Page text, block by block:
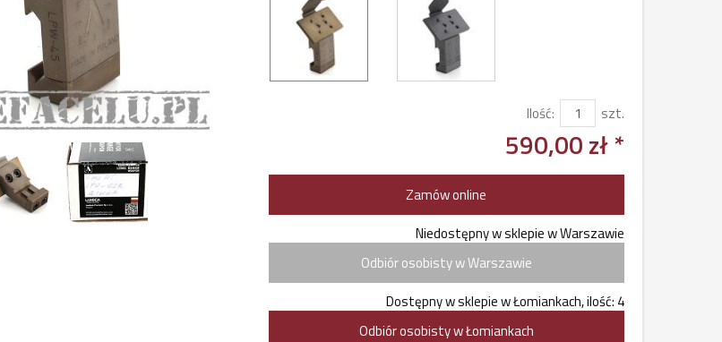
Ilość: szt.
590,00 zł *
Zamów online
Niedostępny w sklepie w Warszawie
Odbiór osobisty w Warszawie
Dostępny w sklepie w Łomiankach, ilość: 4
Odbiór osobisty w Łomiankach